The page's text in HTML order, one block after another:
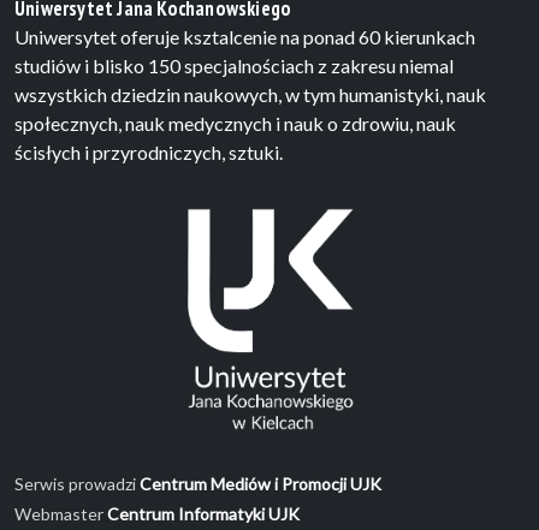
Uniwersytet Jana Kochanowskiego
Uniwersytet oferuje ksztalcenie na ponad 60 kierunkach
studiów i blisko 150 specjalnościach z zakresu niemal
wszystkich dziedzin naukowych, w tym humanistyki, nauk
społecznych, nauk medycznych i nauk o zdrowiu, nauk
ścisłych i przyrodniczych, sztuki.
Serwis prowadziCentrum Mediów i Promocji UJK
WebmasterCentrum Informatyki UJK